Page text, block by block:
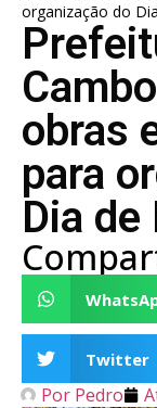
organização do
obras
para
Dia de
Twitter
Por Pedro